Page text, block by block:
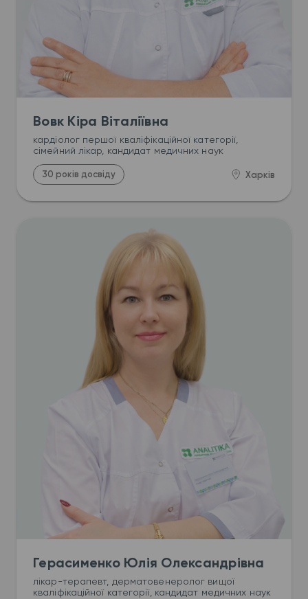
Вовк Кіра Віталіївна
кардіолог першої кваліфікаційної категорії,
сімейний лікар, кандидат медичних наук
30 років досвіду Харків
Герасименко Юлія Олександрівна
лікар-терапевт, дерматовенеролог вищої
кваліфікаційної категорії, кандидат медичних наук